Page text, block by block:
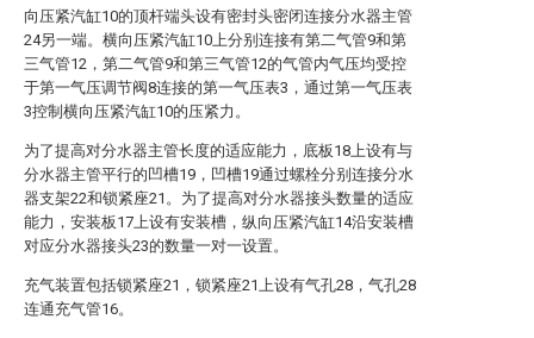
向压紧汽缸10的顶杆端头设有密封头密闭连接分水器主管
24另一端。横向压紧汽缸10上分别连接有第二气管9和第
三气管12，第二气管9和第三气管12的气管内气压均受控
于第一气压调节阀8连接的第一气压表3，通过第一气压表
3控制横向压紧汽缸10的压紧力。
为了提高对分水器主管长度的适应能力，底板18上设有与
分水器主管平行的凹槽19，凹槽19通过螺栓分别连接分水
器支架22和锁紧座21。为了提高对分水器接头数量的适应
能力，安装板17上设有安装槽，纵向压紧汽缸14沿安装槽
对应分水器接头23的数量一对一设置。
充气装置包括锁紧座21，锁紧座21上设有气孔28，气孔28
连通充气管16。